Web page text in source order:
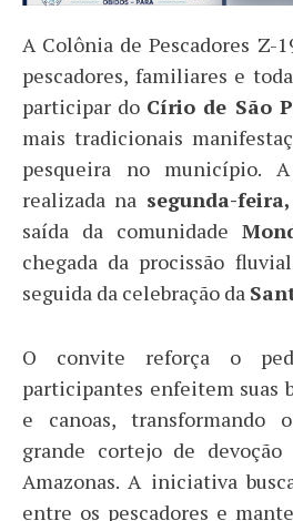
A Colônia de Pescadores Z-
pescadores, familiares e
participar do Círio de São
mais tradicionais
pesqueira no município.
realizada na segunda-
saída da comunidade
chegada da procissão
seguida da celebração da
O convite reforça o
participantes enfeitem suas
e canoas, transformando
grande cortejo de
Amazonas. A iniciativa
entre os pescadores e